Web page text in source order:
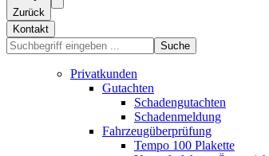
Zurück
Kontakt
Suche
Privatkunden
Gutachten
Schadengutachten
Schadenmeldung
Fahrzeugüberprüfung
Tempo 100 Plakette